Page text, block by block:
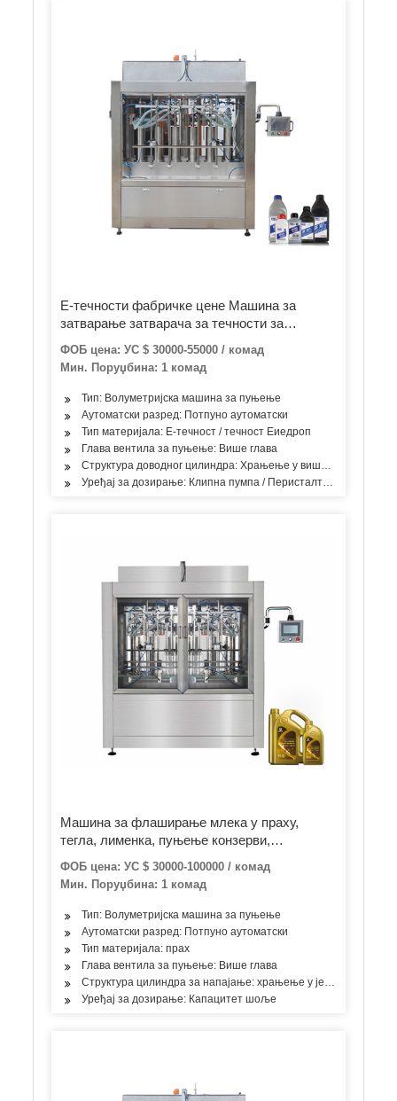
Е-течности фабричке цене Машина за
затварање затварача за течности за
пуњење боца за кућне љубимце (са ЦЕ)
ФОБ цена: УС $ 30000-55000 / комад
Мин. Поруџбина: 1 комад
Тип: Волуметријска машина за пуњење
Аутоматски разред: Потпуно аутоматски
Тип материјала: Е-течност / течност Еиедроп
Глава вентила за пуњење: Више глава
Структура доводног цилиндра: Храњење у више просторија
Уређај за дозирање: Клипна пумпа / Перисталтичка пумпа
Машина за флаширање млека у праху,
тегла, лименка, пуњење конзерви,
затварање, етикетирање прашка
ФОБ цена: УС $ 30000-100000 / комад
Мин. Поруџбина: 1 комад
Тип: Волуметријска машина за пуњење
Аутоматски разред: Потпуно аутоматски
Тип материјала: прах
Глава вентила за пуњење: Више глава
Структура цилиндра за напајање: храњење у једној соби
Уређај за дозирање: Капацитет шоље